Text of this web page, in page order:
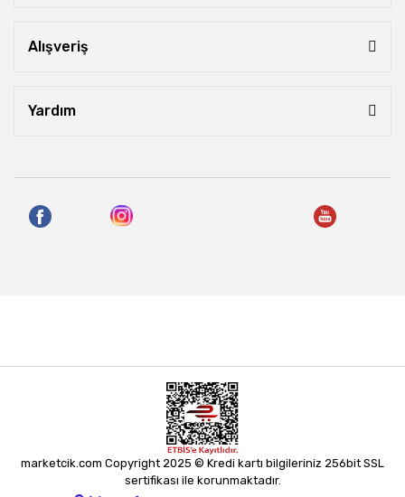
Alışveriş
Yardım
marketcik.com Copyright 2025 © Kredi kartı bilgileriniz 256bit SSL
sertifikası ile korunmaktadır.